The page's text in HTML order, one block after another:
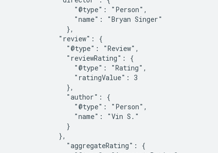
                "@type": "Person",
                "name": "Bryan Singer"
              },
            "review": {
              "@type": "Review",
              "reviewRating": {
                "@type": "Rating",
                "ratingValue": 3
              },
              "author": {
                "@type": "Person",
                "name": "Vin S."
              }
            },
              "aggregateRating": {